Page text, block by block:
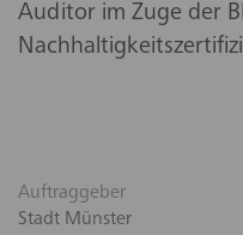
Auditor im Zuge der
Auftraggeber
Stadt Münster